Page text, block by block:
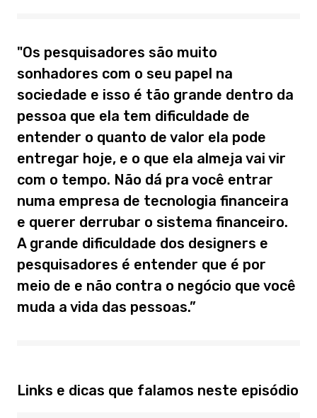
"Os pesquisadores são muito
sonhadores com o seu papel na
sociedade e isso é tão grande dentro da
pessoa que ela tem dificuldade de
entender o quanto de valor ela pode
entregar hoje, e o que ela almeja vai vir
com o tempo. Não dá pra você entrar
numa empresa de tecnologia financeira
e querer derrubar o sistema financeiro.
A grande dificuldade dos designers e
pesquisadores é entender que é por
meio de e não contra o negócio que você
muda a vida das pessoas.”
Links e dicas que falamos neste episódio